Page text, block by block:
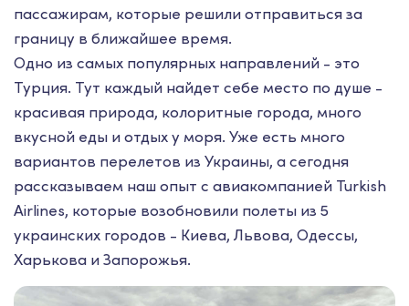
пассажирам, которые решили отправиться за
границу в ближайшее время.
Одно из самых популярных направлений - это
Турция. Тут каждый найдет себе место по душе -
красивая природа, колоритные города, много
вкусной еды и отдых у моря. Уже есть много
вариантов перелетов из Украины, а сегодня
рассказываем наш опыт с авиакомпанией Turkish
Airlines, которые возобновили полеты из 5
украинских городов - Киева, Львова, Одессы,
Харькова и Запорожья.